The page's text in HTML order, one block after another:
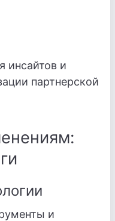
инсайтов и
партнерской
и